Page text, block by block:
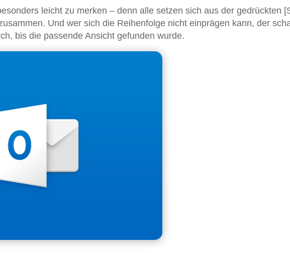
leicht zu merken – denn alle setzen sich aus der gedrückten
Und wer sich die Reihenfolge nicht einprägen kann, der
bis die passende Ansicht gefunden wurde.